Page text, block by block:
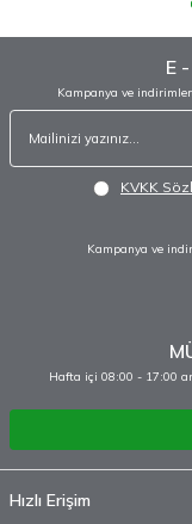
E
Kampanya ve
KVKK
Kampanya ve
Hafta içi 08:00 - 17:00
Hızlı Erişim